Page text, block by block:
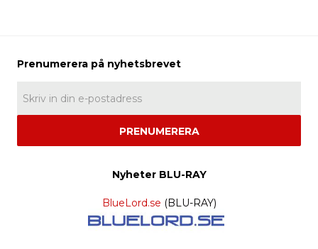
PRENUMERERA
Nyheter BLU-RAY
BlueLord.se (BLU-RAY)